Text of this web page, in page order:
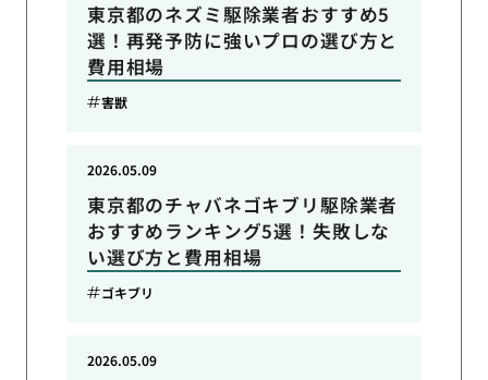
東京都のネズミ駆除業者おすすめ5
選！再発予防に強いプロの選び方と
費用相場
害獣
東京都のチャバネゴキブリ駆除業者
おすすめランキング5選！失敗しな
い選び方と費用相場
2026.05.09
ゴキブリ
2026.05.09